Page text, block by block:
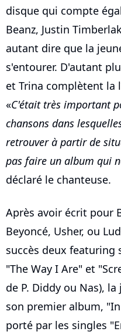
disque qui compte
Beanz, Justin
autant dire que la
s'entourer. D'autant
et Trina complètent la
«C'était très important
chansons dans
retrouver à partir de
pas faire un album qui
déclaré le chanteuse.
Après avoir écrit pour
Beyoncé, Usher, ou
succès deux featuring
"The Way I Are" et
de P. Diddy ou Nas),
son premier album,
porté par les singles